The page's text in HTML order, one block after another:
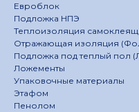
Евроблок
Подложка НПЭ
Теплоизоляция
Отражающая изоляция
Подложка под теплый пол
Ложементы
Упаковочные материалы
Этафом
Пенолом